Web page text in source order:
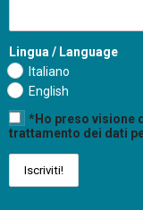
Lingua / Language
Italiano
English
*Ho preso visione
trattamento dei dati